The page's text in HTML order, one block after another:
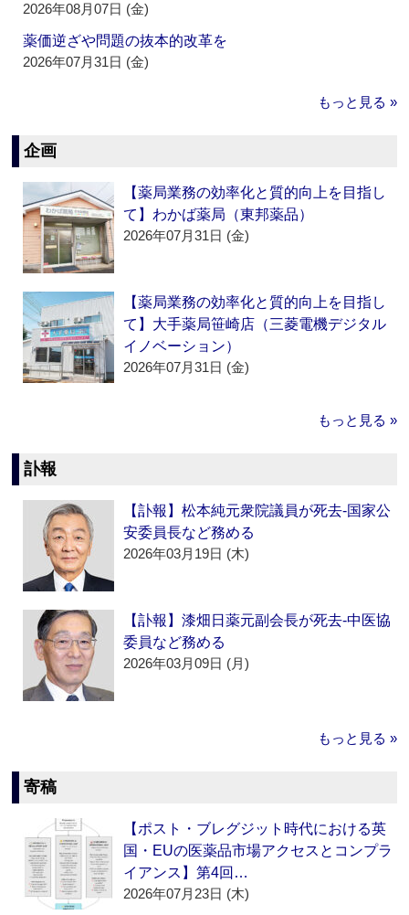
2026年08月07日 (金)
薬価逆ざや問題の抜本的改革を
2026年07月31日 (金)
もっと見る »
企画
【薬局業務の効率化と質的向上を目指し
て】わかば薬局（東邦薬品）
2026年07月31日 (金)
【薬局業務の効率化と質的向上を目指し
て】大手薬局笹崎店（三菱電機デジタル
イノベーション）
2026年07月31日 (金)
もっと見る »
訃報
【訃報】松本純元衆院議員が死去‐国家公
安委員長など務める
2026年03月19日 (木)
【訃報】漆畑日薬元副会長が死去‐中医協
委員など務める
2026年03月09日 (月)
もっと見る »
寄稿
【ポスト・ブレグジット時代における英
国・EUの医薬品市場アクセスとコンプラ
イアンス】第4回…
2026年07月23日 (木)